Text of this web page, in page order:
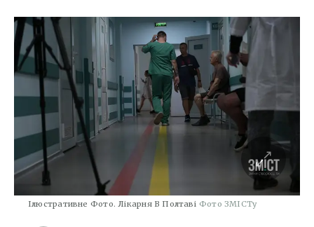
Ілюстративне Фото. Лікарня В Полтаві Фото ЗМІСТу